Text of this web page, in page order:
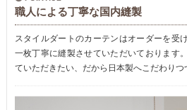
職人による丁寧な国内縫製
スタイルダートのカーテンはオーダーを受
一枚丁寧に縫製させていただいております
ていただきたい、だから日本製へこだわりつ